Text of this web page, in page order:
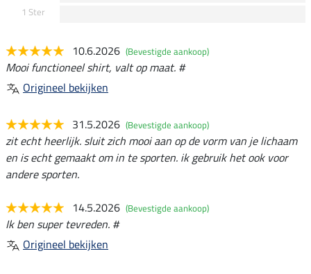
1 Ster
10.6.2026 (Bevestigde aankoop)
Mooi functioneel shirt, valt op maat. #
Origineel bekijken
31.5.2026 (Bevestigde aankoop)
zit echt heerlijk. sluit zich mooi aan op de vorm van je lichaam
en is echt gemaakt om in te sporten. ik gebruik het ook voor
andere sporten.
14.5.2026 (Bevestigde aankoop)
Ik ben super tevreden. #
Origineel bekijken